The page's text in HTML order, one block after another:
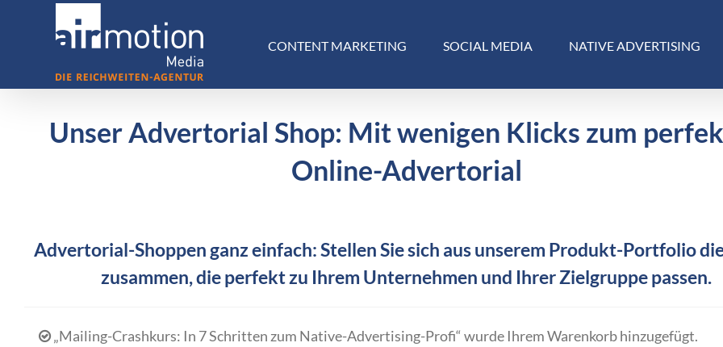
CONTENT MARKETING SOCIAL MEDIA NATIVE ADVERTISING
Unser Advertorial Shop: Mit wenigen Klicks zum
Online-Advertorial
Advertorial-Shoppen ganz einfach: Stellen Sie sich aus unserem Produkt-Portfolio
zusammen, die perfekt zu Ihrem Unternehmen und Ihrer Zielgruppe passen.
„Mailing-Crashkurs: In 7 Schritten zum Native-Advertising-Profi“ wurde Ihrem Warenkorb hinzugefügt.